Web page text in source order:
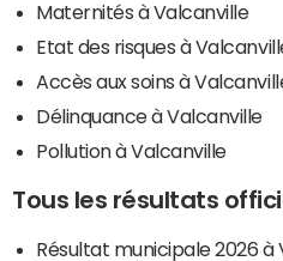
Maternités à Valcanville
Etat des risques à
Accès aux soins à
Délinquance à Valcanville
Pollution à Valcanville
Tous les résultats
Résultat municipale 2026 à